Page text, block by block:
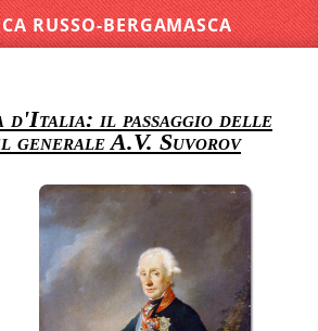
d'Italia: il passaggio delle
generale A.V. Suvorov
RUSSO-BERGAMASCA